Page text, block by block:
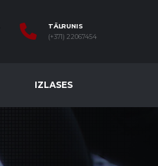
TĀLRUNIS
(+371) 22067454
IZLASES